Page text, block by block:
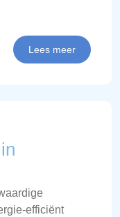
Lees meer
efficiënt